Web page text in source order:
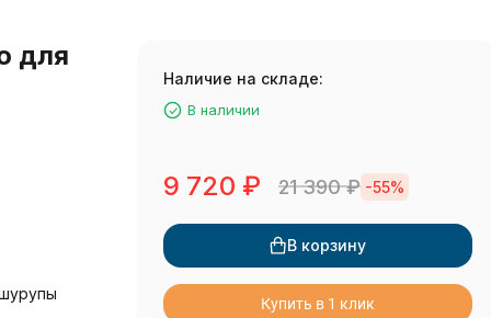
для
Наличие на складе:
В наличии
9 720 ₽ 21 390₽ -55%
В корзину
Купить в 1 клик